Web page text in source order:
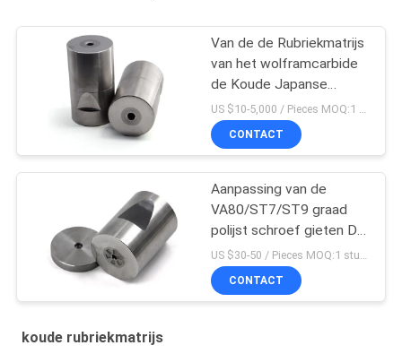
Van de de Rubriekmatrijs
van het wolframcarbide
de Koude Japanse
Hexagonale Vorm met
Hoge Hardheid
US $10-5,000 / Pieces MOQ:1 stuk/stuk
CONTACT
Aanpassing van de
VA80/ST7/ST9 graad
polijst schroef gieten Die
Wolframcarbide Die
CONTACT
koude rubriekmatrijs